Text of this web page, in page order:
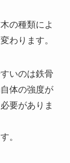
の種類によ
わります。
いのは鉄骨
体の強度が
要がありま
。